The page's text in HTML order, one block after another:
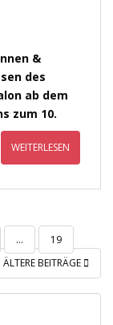
&
des
ab dem
zum 10.
WEITERLESEN
…
19
ÄLTERE BEITRÄGE